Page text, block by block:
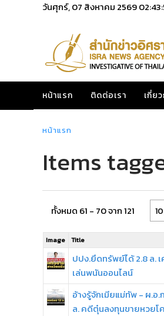
วันศุกร์, 07 สิงหาคม 2569
หน้าแรก ติดต่อเรา เกี่ย
หน้าแรก
Items
ทั้งหมด 61 - 70 จาก 121
Image Title
ปปง.ยึดทรัพย์ได้ 2.8 ล.
เล่นพนันออนไลน์
อ้างรู้จักเมียแม่ทัพ - ผ.อ
ล. คดีตุ๋นลงทุนขายหวยโ